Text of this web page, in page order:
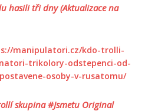
hasili tři dny (Aktualizace na
manipulatori.cz/kdo-trolli-
trikolory-odstepenci-od-
osoby-v-rusatomu/
skupina #Jsmetu Original